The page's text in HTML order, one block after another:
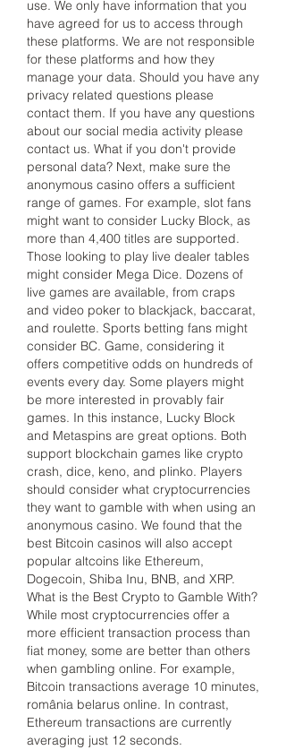
use. We only have information that you
have agreed for us to access through
these platforms. We are not responsible
for these platforms and how they
manage your data. Should you have any
privacy related questions please
contact them. If you have any questions
about our social media activity please
contact us. What if you don't provide
personal data? Next, make sure the
anonymous casino offers a sufficient
range of games. For example, slot fans
might want to consider Lucky Block, as
more than 4,400 titles are supported.
Those looking to play live dealer tables
might consider Mega Dice. Dozens of
live games are available, from craps
and video poker to blackjack, baccarat,
and roulette. Sports betting fans might
consider BC. Game, considering it
offers competitive odds on hundreds of
events every day. Some players might
be more interested in provably fair
games. In this instance, Lucky Block
and Metaspins are great options. Both
support blockchain games like crypto
crash, dice, keno, and plinko. Players
should consider what cryptocurrencies
they want to gamble with when using an
anonymous casino. We found that the
best Bitcoin casinos will also accept
popular altcoins like Ethereum,
Dogecoin, Shiba Inu, BNB, and XRP.
What is the Best Crypto to Gamble With?
While most cryptocurrencies offer a
more efficient transaction process than
fiat money, some are better than others
when gambling online. For example,
Bitcoin transactions average 10 minutes,
românia belarus online. In contrast,
Ethereum transactions are currently
averaging just 12 seconds.